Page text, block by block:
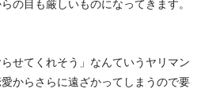
の目も厳しいものになってきます。
せてくれそう」なんていうヤリマン
からさらに遠ざかってしまうので要